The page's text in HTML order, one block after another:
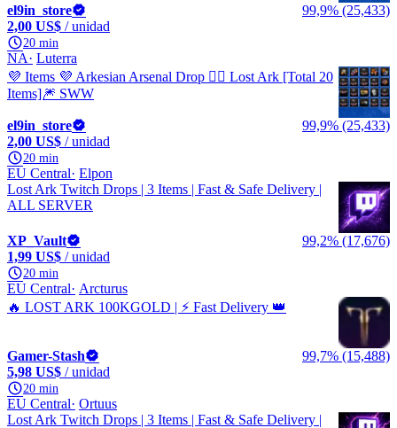
el9in_store
99,9% (25,433)
2,00 US$ / unidad
20 min
NA
Luterra
💜 Items 💜 Arkesian Arsenal Drop 🧙‍♂️ Lost Ark [Total 20
Items]🎆 SWW
el9in_store
99,9% (25,433)
2,00 US$ / unidad
20 min
EU Central Elpon
Lost Ark Twitch Drops | 3 Items | Fast & Safe Delivery |
ALL SERVER
XP_Vault
99,2% (17,676)
1,99 US$ / unidad
20 min
EU Central
Arcturus
🔥 LOST ARK 100KGOLD | ⚡ Fast Delivery 👑
Gamer-Stash
99,7% (15,488)
5,98 US$ / unidad
20 min
EU Central Ortuus
Lost Ark Twitch Drops | 3 Items | Fast & Safe Delivery |